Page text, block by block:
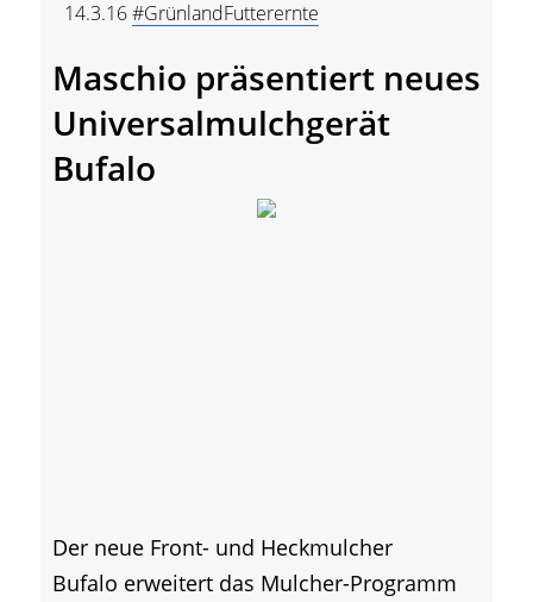
14.3.16#GrünlandFutterernte
Maschio präsentiert neues
Universalmulchgerät
Bufalo
Der neue Front- und Heckmulcher
Bufalo erweitert das Mulcher-Programm